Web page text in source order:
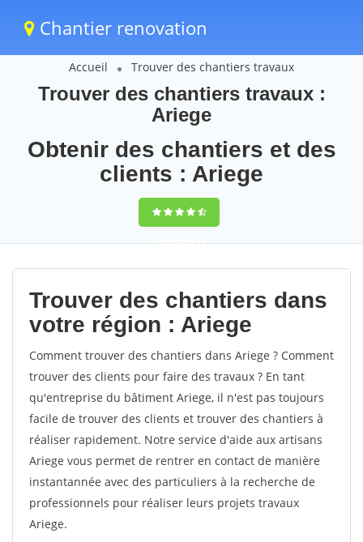
Chantier renovation
Accueil Trouver des chantiers travaux
Trouver des chantiers travaux :
Ariege
Obtenir des chantiers et des
clients : Ariege
9,5(100%)73
votes
Trouver des chantiers dans
votre région : Ariege
Comment trouver des chantiers dans Ariege ? Comment
trouver des clients pour faire des travaux ? En tant
qu'entreprise du bâtiment Ariege, il n'est pas toujours
facile de trouver des clients et trouver des chantiers à
réaliser rapidement. Notre service d'aide aux artisans
Ariege vous permet de rentrer en contact de manière
instantannée avec des particuliers à la recherche de
professionnels pour réaliser leurs projets travaux
Ariege.